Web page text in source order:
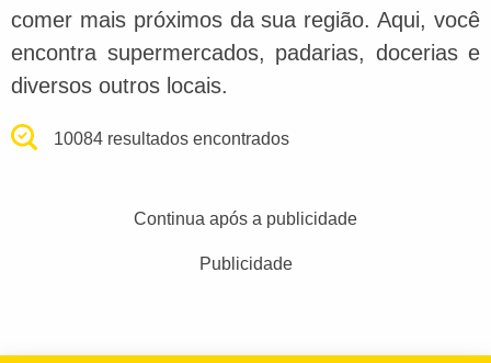
comer mais próximos da sua região. Aqui, você
encontra supermercados, padarias, docerias e
diversos outros locais.
10084 resultados encontrados
Continua após a publicidade
Publicidade